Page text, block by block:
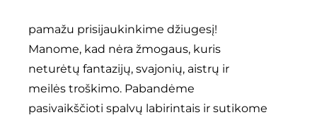
pamažu prisijaukinkime džiugesį!
Manome, kad nėra žmogaus, kuris
neturėtų fantazijų, svajonių, aistrų ir
meilės troškimo. Pabandėme
pasivaikščioti spalvų labirintais ir sutikome